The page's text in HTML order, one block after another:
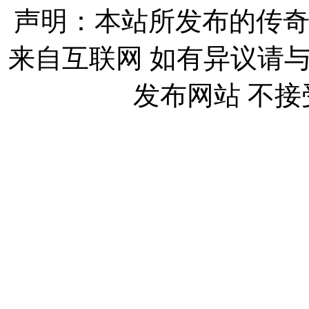
声明：本站所发布的传
来自互联网 如有异议请
发布网站 不